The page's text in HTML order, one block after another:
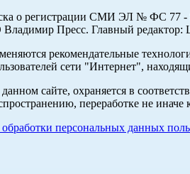
о регистрации СМИ ЭЛ № ФС 77 -
Пресс. Главный редактор:
рекомендательные
сети "Интернет",
сайте, охраняется в
переработке не иначе
персональных данных